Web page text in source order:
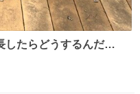
したらどうするんだ